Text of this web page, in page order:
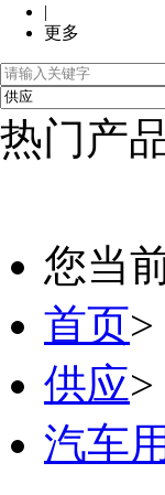
|
更多
热门产
您当
首页>
供应>
汽车